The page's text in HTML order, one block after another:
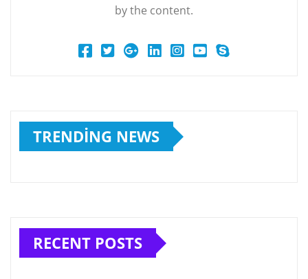
by the content.
TRENDING NEWS
RECENT POSTS